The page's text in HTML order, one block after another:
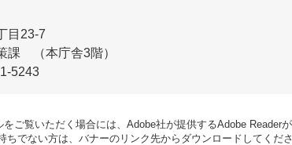
目23-7
課 （本庁舎3階）
5243
をご覧いただく場合には、Adobe社が提供するAdobe Reader
ちでない方は、バナーのリンク先からダウンロードしてくだ